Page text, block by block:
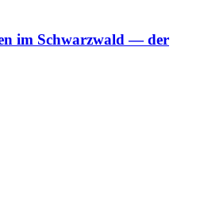
im Schwarzwald — der